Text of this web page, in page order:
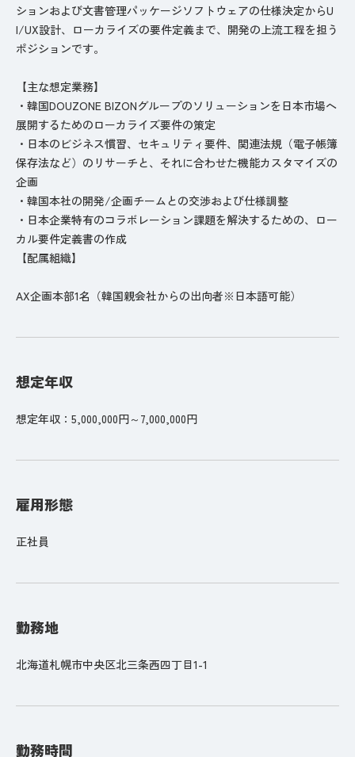
ションおよび文書管理パッケージソフトウェアの仕様決定からU
I/UX設計、ローカライズの要件定義まで、開発の上流工程を担う
ポジションです。
【主な想定業務】
・韓国DOUZONE BIZONグループのソリューションを日本市場へ
展開するためのローカライズ要件の策定
・日本のビジネス慣習、セキュリティ要件、関連法規（電子帳簿
保存法など）のリサーチと、それに合わせた機能カスタマイズの
企画
・韓国本社の開発/企画チームとの交渉および仕様調整
・日本企業特有のコラボレーション課題を解決するための、ロー
カル要件定義書の作成
【配属組織】
AX企画本部1名（韓国親会社からの出向者※日本語可能）
想定年収
想定年収：5,000,000円～7,000,000円
雇用形態
正社員
勤務地
北海道札幌市中央区北三条西四丁目1-1
勤務時間